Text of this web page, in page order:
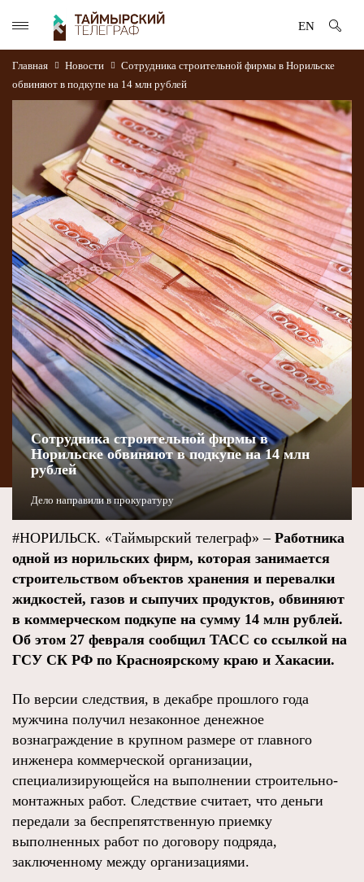
EN
Главная Новости
Сотрудника строительной фирмы в Норильске
обвиняют в подкупе на 14 млн рублей
Сотрудника строительной фирмы в
Норильске обвиняют в подкупе на 14 млн
рублей
Дело направили в прокуратуру
#НОРИЛЬСК. «Таймырский телеграф» – Работника
одной из норильских фирм, которая занимается
строительством объектов хранения и перевалки
жидкостей, газов и сыпучих продуктов, обвиняют
в коммерческом подкупе на сумму 14 млн рублей.
Об этом 27 февраля сообщил ТАСС со ссылкой на
ГСУ СК РФ по Красноярскому краю и Хакасии.
По версии следствия, в декабре прошлого года
мужчина получил незаконное денежное
вознаграждение в крупном размере от главного
инженера коммерческой организации,
специализирующейся на выполнении строительно-
монтажных работ. Следствие считает, что деньги
передали за беспрепятственную приемку
выполненных работ по договору подряда,
заключенному между организациями.